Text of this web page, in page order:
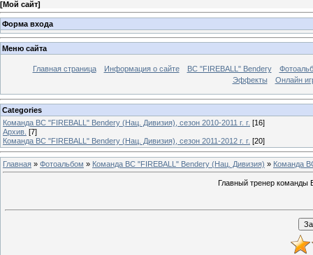
[Мой сайт]
Форма входа
Меню сайта
Главная страница Информация о сайте BC "FIREBALL" Bendery
Эффекты
Онлайн
Categories
Команда BC "FIREBALL" Bendery (Нац. Дивизия), сезон 2010-2011 г. г. [16]
Архив. [7]
Команда BC "FIREBALL" Bendery (Нац. Дивизия), сезон 2011-2012 г. г. [20]
Главная » Фотоальбом » Команда BC "FIREBALL" Bendery (Нац. Дивизия) » Команда
Главный тренер